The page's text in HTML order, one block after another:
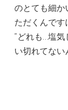
のとても細か
ただくんです
”どれも…塩気
い切れてない